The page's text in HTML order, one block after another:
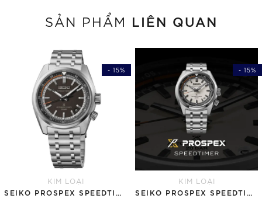
SẢN PHẨM LIÊN QUAN
- 15%
KIM LOẠI
- 15%
KIM LOẠI